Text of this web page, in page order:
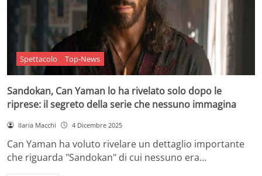
Spettacolo Top-News
Sandokan, Can Yaman lo ha rivelato solo dopo le
riprese: il segreto della serie che nessuno immagina
Ilaria Macchi 4 Dicembre 2025
Can Yaman ha voluto rivelare un dettaglio importante
che riguarda "Sandokan" di cui nessuno era…